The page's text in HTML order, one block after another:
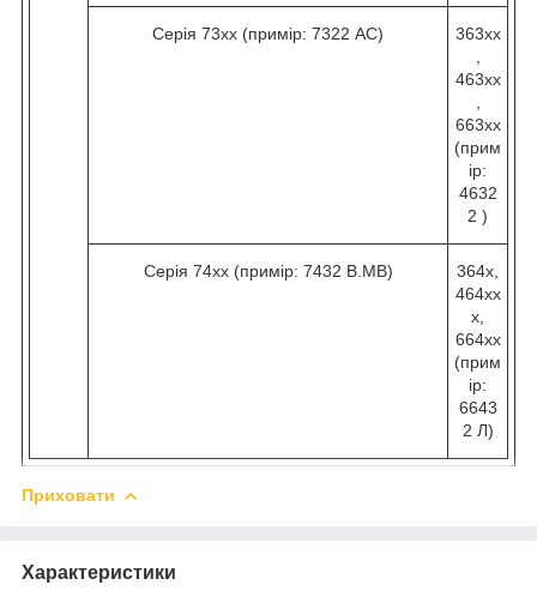
Серія 73хх (примір: 7322 AC)
363хх
463хх
663хх
(прим
ір:
4632
2 )
Серія 74хх (примір: 7432 B.МВ)
364х,
464хх
х,
664хх
(прим
ір:
6643
2 Л)
Приховати
Характеристики